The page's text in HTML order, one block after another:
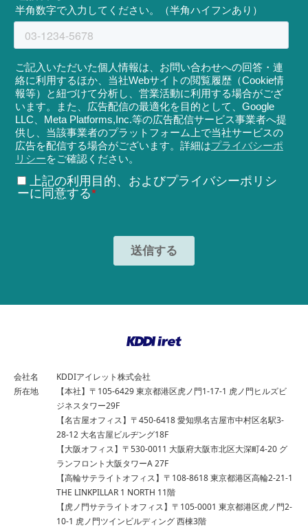
会社名
KDDIアイレット株式会社
所在地
【本社】〒105-6429 東京都港区虎ノ門1-17-1 虎ノ門ヒルズビ
ジネスタワー29F
【名古屋オフィス】〒450-6418 愛知県名古屋市中村区名駅3-
28-12 大名古屋ビルヂング18F
【大阪オフィス】〒530-0011 大阪府大阪市北区大深町4-20 グ
ランフロント大阪タワーA 27F
【高輪サテライトオフィス】〒108-8618 東京都港区高輪2-21-1
THE LINKPILLAR 1 NORTH 11階
【虎ノ門サテライトオフィス】〒105-0001 東京都港区虎ノ門2-
10-1 虎ノ門ツインビルディング 西棟3階